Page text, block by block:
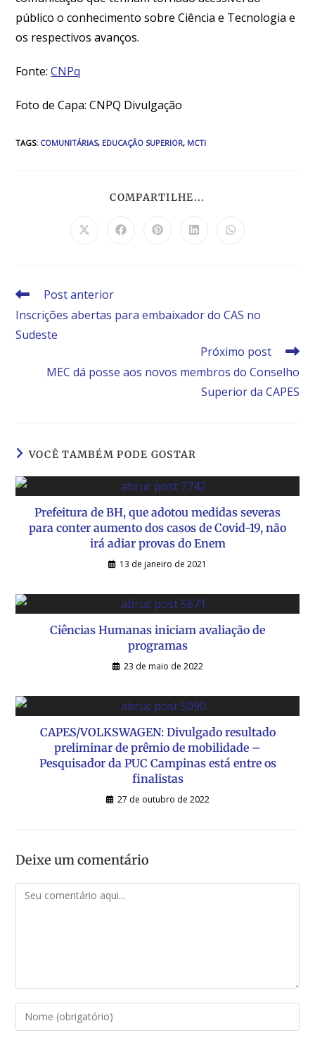
público o conhecimento sobre Ciência e Tecnologia e
os respectivos avanços.
Fonte:CNPq
Foto de Capa: CNPQ Divulgação
TAGS: COMUNITÁRIAS, EDUCAÇÃO SUPERIOR, MCTI
COMPARTILHE...
Post anterior
Inscrições abertas para embaixador do CAS no
Sudeste
Próximo post
MEC dá posse aos novos membros do Conselho
Superior da CAPES
VOCÊ TAMBÉM PODE GOSTAR
Prefeitura de BH, que adotou medidas severas
para conter aumento dos casos de Covid-19, não
irá adiar provas do Enem
13 de janeiro de 2021
Ciências Humanas iniciam avaliação de
programas
23 de maio de 2022
CAPES/VOLKSWAGEN: Divulgado resultado
preliminar de prêmio de mobilidade –
Pesquisador da PUC Campinas está entre os
finalistas
27 de outubro de 2022
Deixe um comentário